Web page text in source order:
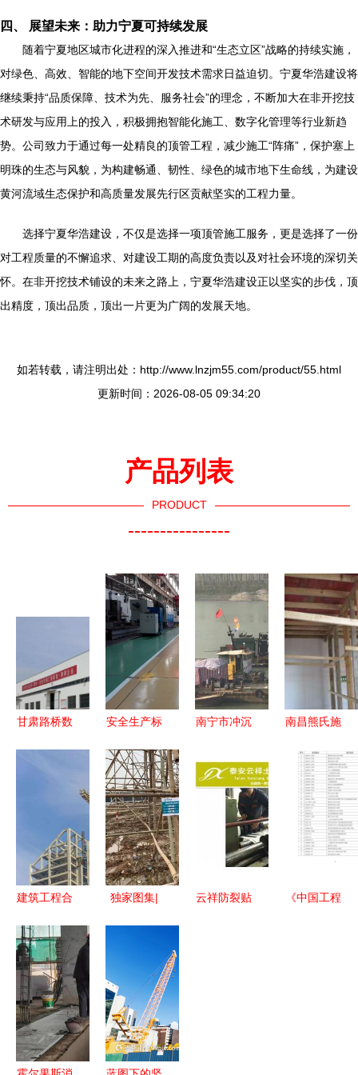
四、 展望未来：助力宁夏可持续发展
随着宁夏地区城市化进程的深入推进和“生态立区”战略的持续实施，
对绿色、高效、智能的地下空间开发技术需求日益迫切。宁夏华浩建设将
继续秉持“品质保障、技术为先、服务社会”的理念，不断加大在非开挖技
术研发与应用上的投入，积极拥抱智能化施工、数字化管理等行业新趋
势。公司致力于通过每一处精良的顶管工程，减少施工“阵痛”，保护塞上
明珠的生态与风貌，为构建畅通、韧性、绿色的城市地下生命线，为建设
黄河流域生态保护和高质量发展先行区贡献坚实的工程力量。
选择宁夏华浩建设，不仅是选择一项顶管施工服务，更是选择了一份
对工程质量的不懈追求、对建设工期的高度负责以及对社会环境的深切关
怀。在非开挖技术铺设的未来之路上，宁夏华浩建设正以坚实的步伐，顶
出精度，顶出品质，顶出一片更为广阔的发展天地。
如若转载，请注明出处：http://www.lnzjm55.com/product/55.html
更新时间：2026-08-05 09:34:20
产品列表
PRODUCT
----------------
甘肃路桥数
间荣膺数字
车间殊荣
安全生产标
进，助推老
厂换新颜
——建设工
程施工中的
安全革新实
践
南宁市冲沉
下安装施工
工期分析
南昌熊氏施
打造品质建
设工程的卓
越之选
建筑工程合
出现的这些
问题，建筑
人请注意！
独家图集|
厂，施工现
场如火如荼
建设工程施
工
云祥防裂贴
《中国工程